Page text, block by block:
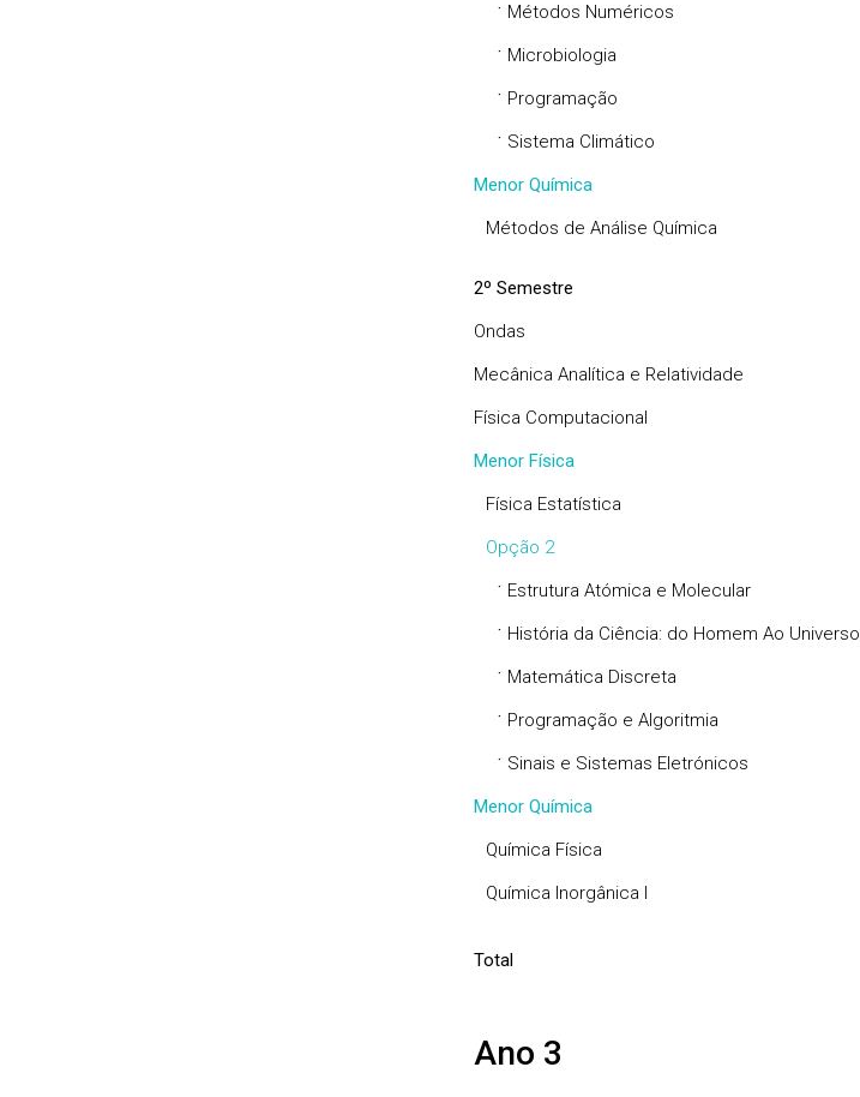
· Métodos Numéricos
· Microbiologia
· Programação
· Sistema Climático
Menor Química
Métodos de Análise Química
2º Semestre
Ondas
Mecânica Analítica e Relatividade
Física Computacional
Menor Física
Física Estatística
Opção 2
· Estrutura Atómica e Molecular
· História da Ciência: do Homem Ao Universo
· Matemática Discreta
· Programação e Algoritmia
· Sinais e Sistemas Eletrónicos
Menor Química
Química Física
Química Inorgânica I
Total
Ano 3